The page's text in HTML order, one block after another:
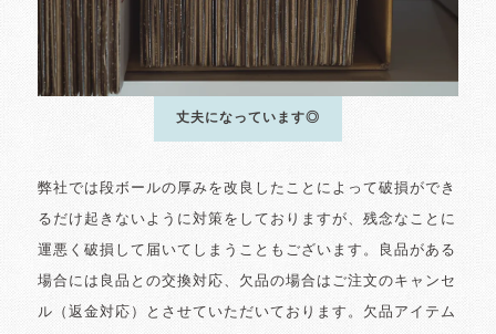
丈夫になっています◎
弊社では段ボールの厚みを改良したことによって破損ができ
るだけ起きないように対策をしておりますが、残念なことに
運悪く破損して届いてしまうこともございます。良品がある
場合には良品との交換対応、欠品の場合はご注文のキャンセ
ル（返金対応）とさせていただいております。欠品アイテム